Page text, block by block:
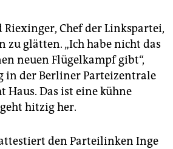
Riexinger, Chef der Linkspartei,
zu glätten. „Ich habe nicht das
neuen Flügelkampf gibt“,
in der Berliner Parteizentrale
Haus. Das ist eine kühne
hitzig her.
den Parteilinken Inge